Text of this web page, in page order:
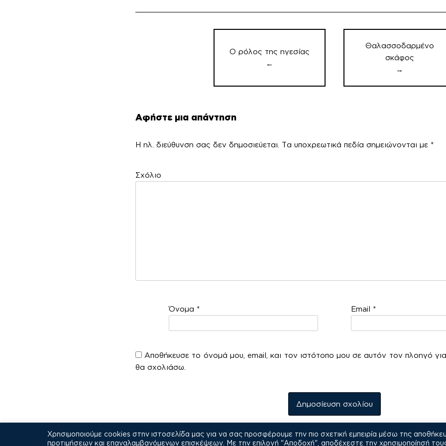
Πλοήγηση
Ο ρόλος της ηγεσίας
←
Θαλασσοδαρμένο
σκάφος
→
Αφήστε μια απάντηση
Η ηλ. διεύθυνση σας δεν δημοσιεύεται. Τα υποχρεωτικά πεδία σημειώνονται με *
Όνομα * Email *
Αποθήκευσε το όνομά μου, email, και τον ιστότοπο μου σε αυτόν τον πλοηγό
θα σχολιάσω.
COPYRIGHT © 2021
Χρησιμοποιούμε cookies στην ιστοσελίδα μας για να σας προσφέρουμε την πιο σχετική εμπειρία μέσω της
προτιμήσεων και επαναλαμβανόμενων επισκέψεων. Με την επιλογή "Αποδοχή", αποδέχεστε την χρησιμοποίησή